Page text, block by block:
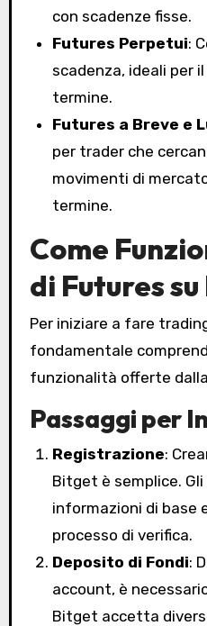
con scadenze fisse.
Futures Perpetui:
scadenza, ideali per
termine.
Futures a Breve e
per trader che
movimenti di
termine.
Come
di Futures
Per iniziare a fare
fondamentale
funzionalità offerte
Passaggi per
Registrazione:
Bitget è semplice.
informazioni di base
processo di verifica.
Deposito di Fondi:
account, è
Bitget accetta